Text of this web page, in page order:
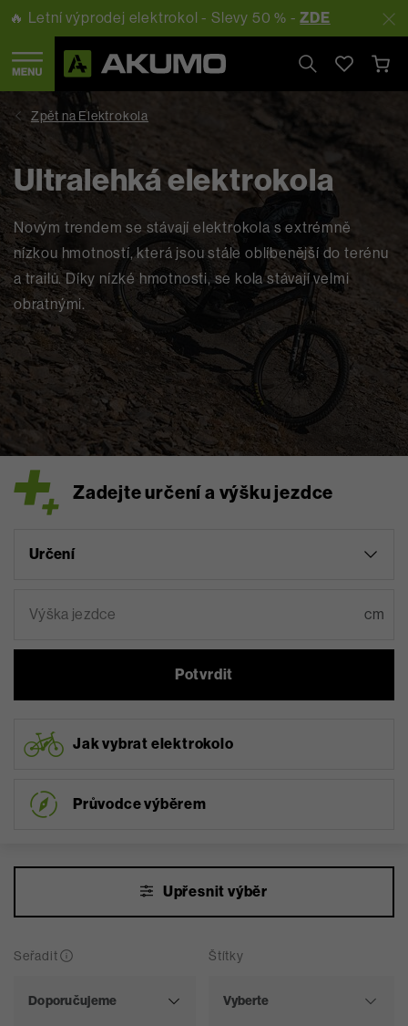
🔥 Letní výprodej elektrokol - Slevy 50 % -ZDE
Hledat
Ultralehká elektrokola
Novým trendem se stávají elektrokola s extrémně
nízkou hmotností, která jsou stále oblíbenější do terénu
a trailů. Díky nízké hmotnosti, se kola stávají velmi
obratnými.
Zadejte určení a výšku jezdce
Určení
cm
Potvrdit
Jak vybrat elektrokolo
Průvodce výběrem
Upřesnit výběr
Seřadit Štítky
Vyberte